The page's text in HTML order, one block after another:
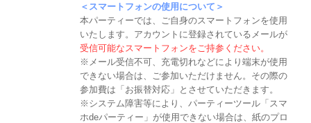
＜スマートフォンの使用について＞
本パーティーでは、ご自身のスマートフォンを使用
いたします。アカウントに登録されているメールが
受信可能なスマートフォンをご持参ください。
※メール受信不可、充電切れなどにより端末が使用
できない場合は、ご参加いただけません。その際の
参加費は「お振替対応」とさせていただきます。
※システム障害等により、パーティーツール「スマ
ホdeパーティー」が使用できない場合は、紙のプロ